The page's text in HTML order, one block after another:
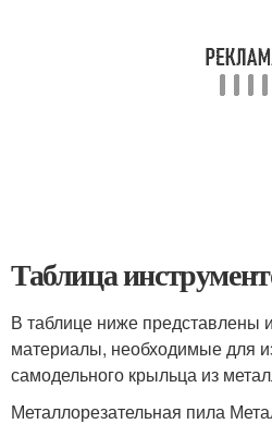
Таблица
В таблице ниже представлены
материалы, необходимые для
самодельного крыльца из
Металлорезательная пила